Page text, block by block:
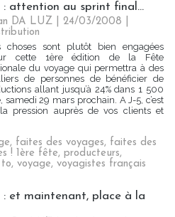
: attention au sprint final…
DA LUZ | 24/03/2008
choses sont plutôt bien engagées
cette 1ère édition de la Fête
du voyage qui permettra à des
de personnes de bénéficier de
allant jusqu’à 24% dans 1 500
29 mars prochain. A J-5, c’est
pression auprès de vos clients et
, faites des voyages, faites des
! 1ère fête, producteurs,
to, voyage, voyagistes français
: et maintenant, place à la